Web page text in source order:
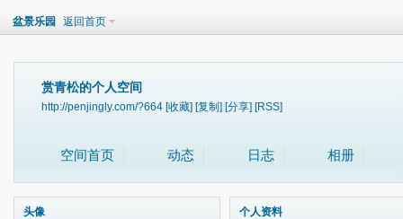
盆景乐园 返回首页
赏青松的个人空间
http://penjingly.com/?664 [收藏] [复制] [分享] [RSS]
空间首页 动态 日志 相册
头像 个人资料